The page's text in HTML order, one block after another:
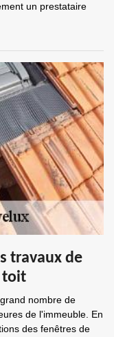
un prestataire
travaux de
toit
nombre de
de l'immeuble. En
des fenêtres de